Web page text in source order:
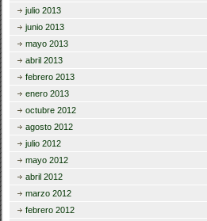
julio 2013
junio 2013
mayo 2013
abril 2013
febrero 2013
enero 2013
octubre 2012
agosto 2012
julio 2012
mayo 2012
abril 2012
marzo 2012
febrero 2012